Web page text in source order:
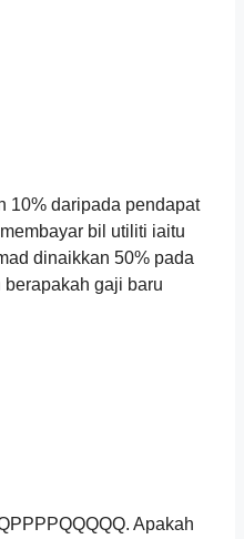
10% daripada pendapat
bil utiliti iaitu
dinaikkan 50% pada
gaji baru
Apakah